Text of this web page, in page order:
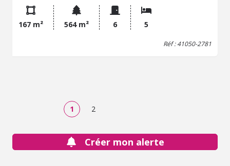
ouvrant sur terrasse, salle de bain, wc. - A l'étage : Palier
desservant cinq chambres, salle d'eau, wc. - Au sous-sol
total 100m² carrelé : Garage deux voitures, chaufferie-
167 m² 564 m² 6 5
Réf : 41050-2781
1 2
Créer mon alerte